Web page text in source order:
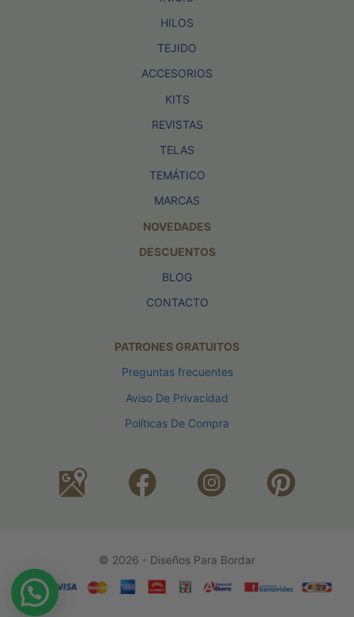
HILOS
TEJIDO
ACCESORIOS
KITS
REVISTAS
TELAS
TEMÁTICO
MARCAS
NOVEDADES
DESCUENTOS
BLOG
CONTACTO
PATRONES GRATUITOS
Preguntas frecuentes
Aviso De Privacidad
Políticas De Compra
© 2026 - Diseños Para Bordar